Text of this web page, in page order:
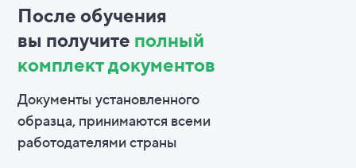
После обучения
вы получите полный
комплект документов
Документы установленного
образца, принимаются всеми
работодателями страны